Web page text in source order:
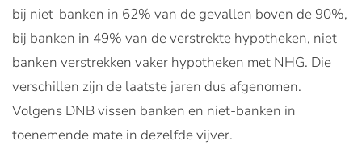
bij niet-banken in 62% van de gevallen boven de 90%,
bij banken in 49% van de verstrekte hypotheken, niet-
banken verstrekken vaker hypotheken met NHG. Die
verschillen zijn de laatste jaren dus afgenomen.
Volgens DNB vissen banken en niet-banken in
toenemende mate in dezelfde vijver.